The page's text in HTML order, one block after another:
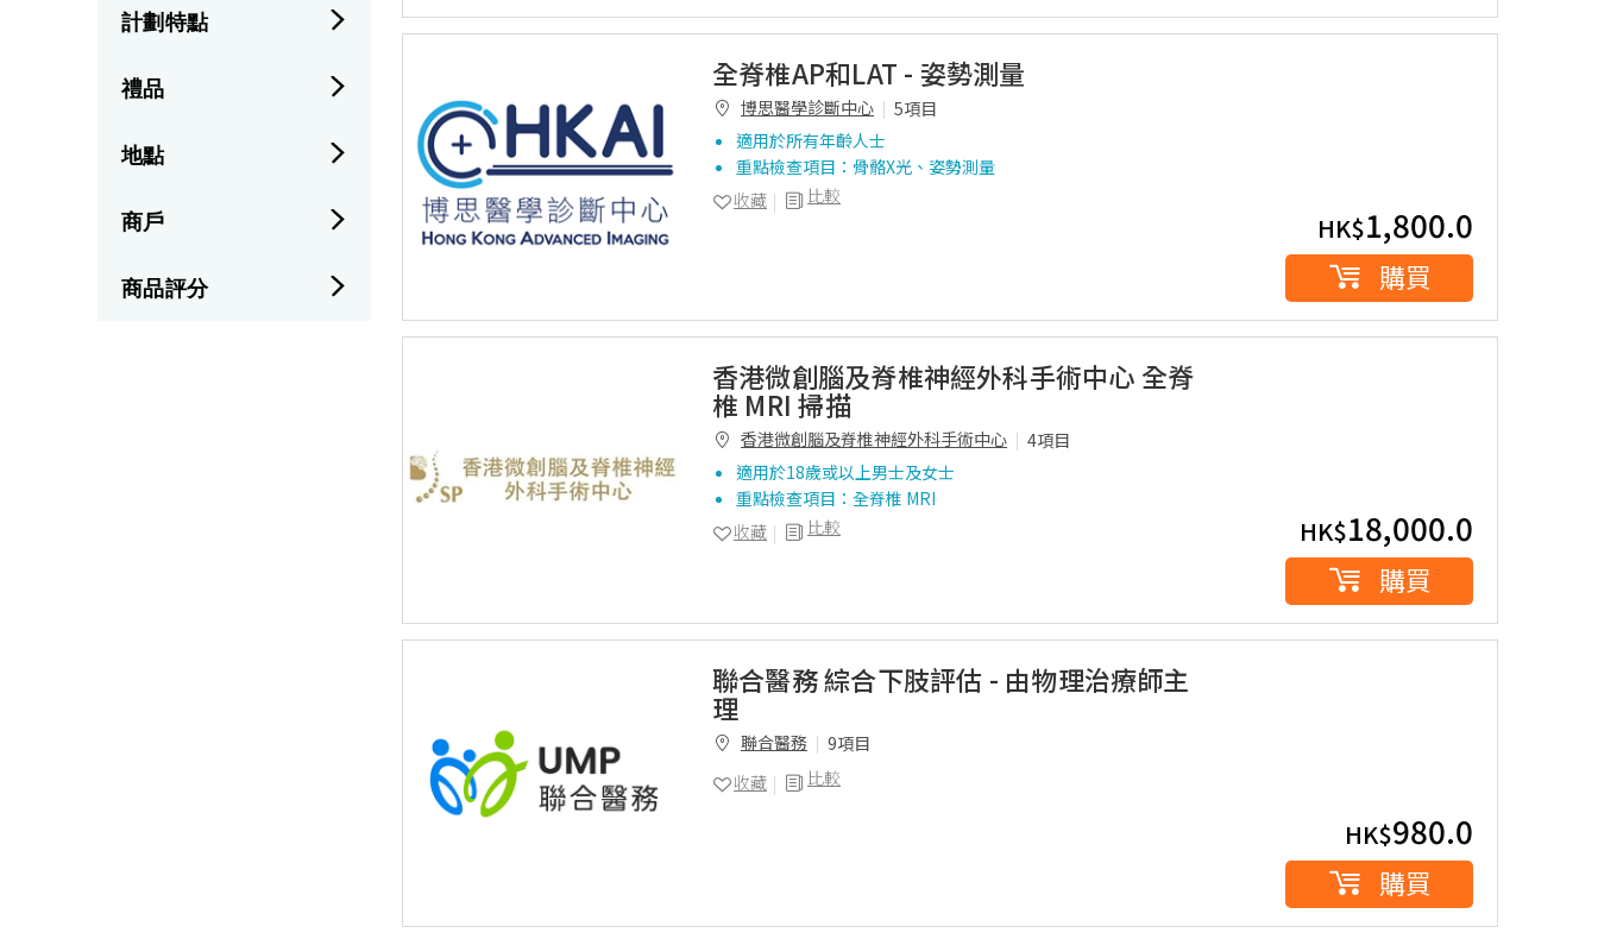
計劃特點
禮品
地點
商戶
商品評分
全脊椎AP和LAT - 姿勢測量
博思醫學診斷中心
5項目
適用於所有年齡人士
重點檢查項目：骨骼X光、姿勢測量
比較
收藏
HK$1,800.0
購買
香港微創腦及脊椎神經外科手術中心 全脊
椎 MRI 掃描
香港微創腦及脊椎神經外科手術中心
4項目
適用於18歲或以上男士及女士
重點檢查項目：全脊椎 MRI
比較
收藏 HK$18,000.0
購買
聯合醫務 綜合下肢評估 - 由物理治療師主
理
聯合醫務
9項目
比較
收藏
HK$980.0
購買